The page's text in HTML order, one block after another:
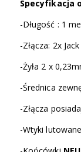
Specyfikacja
-Długość : 1
-Złącza: 2x
-Żyła 2 x
-Średnica
-Złącza
-Wtyki